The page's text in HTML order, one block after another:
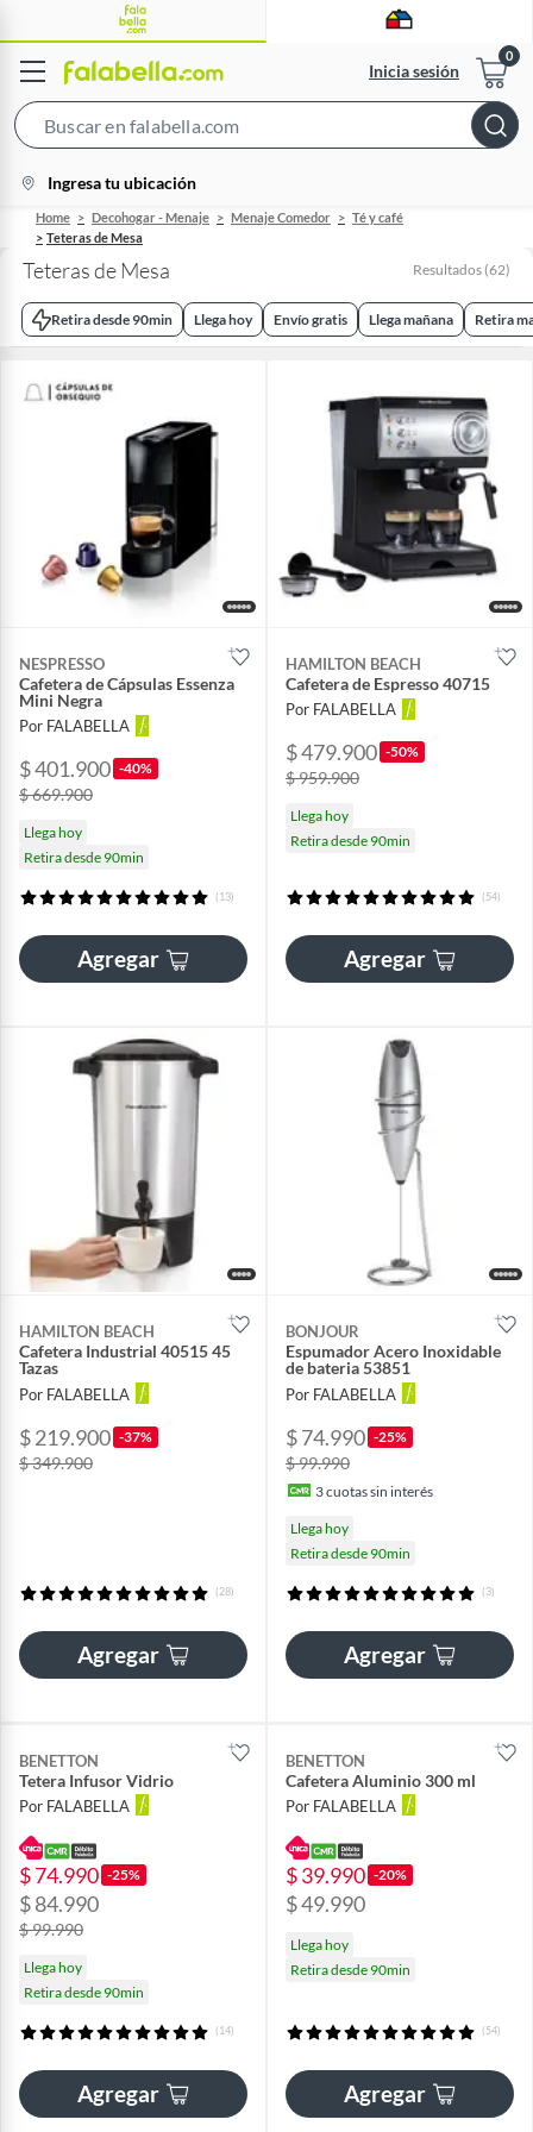
Inicia sesión
Bar
location-
icon
Ingresa tu ubicación
Home Decohogar - Menaje Menaje Comedor
Té y café
Teteras de Mesa
Teteras de Mesa Resultados (62)
Retira desde 90min Llega hoy Envío gratis Llega mañana Retira
NESPRESSO
Cafetera de Cápsulas Essenza
Mini Negra
Por FALABELLA
$ 401.900 -40%
$ 669.900
Llega hoy
Retira desde 90min
(13)
Agregar
HAMILTON BEACH
Cafetera de Espresso 40715
Por FALABELLA
$ 479.900 -50%
$ 959.900
Llega hoy
Retira desde 90min
(54)
Agregar
HAMILTON BEACH
Cafetera Industrial 40515 45
Tazas
Por FALABELLA
$ 219.900 -37%
$ 349.900
(28)
Agregar
BONJOUR
Espumador Acero Inoxidable
de bateria 53851
Por FALABELLA
$ 74.990 -25%
$ 99.990
3cuotas sin interés
Llega hoy
Retira desde 90min
(3)
Agregar
BENETTON
Tetera Infusor Vidrio
Por FALABELLA
$ 74.990 -25%
$ 84.990
$ 99.990
Llega hoy
Retira desde 90min
(14)
Agregar
BENETTON
Cafetera Aluminio 300 ml
Por FALABELLA
$ 39.990 -20%
$ 49.990
Llega hoy
Retira desde 90min
(54)
Agregar